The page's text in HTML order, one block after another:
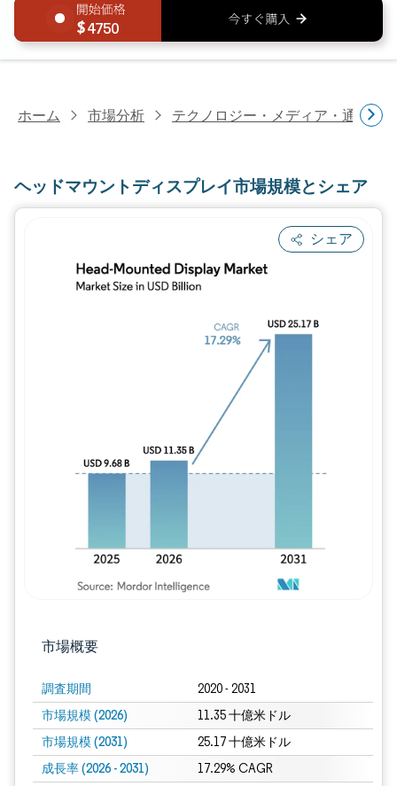
4750
ホーム 市場分析 テクノロジー・メディア・通信研
ヘッドマウントディスプレイ市場規模とシェア
シェア
市場概要
調査期間 2020 - 2031
市場規模 (2026) 11.35 十億米ドル
市場規模 (2031) 25.17 十億米ドル
成長率 (2026 - 2031) 17.29% CAGR
画像 © Mordor Intelligence。再利用には